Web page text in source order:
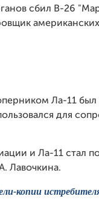
сбил В-26
Ла-11 был
для
и Ла-11 стал
Лавочкина.
копии